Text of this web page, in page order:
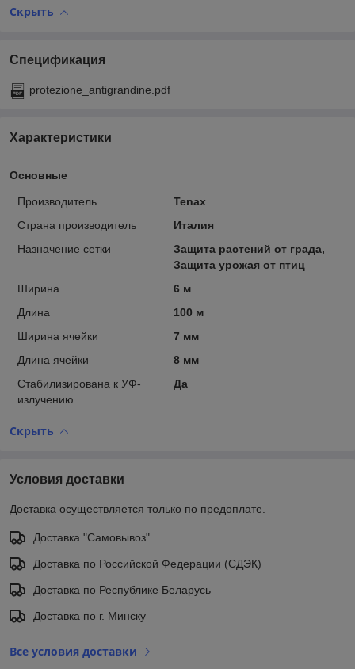
Скрыть
Спецификация
protezione_antigrandine.pdf
Характеристики
Основные
Производитель
Tenax
Страна производитель
Италия
Назначение сетки
Защита растений от града,
Защита урожая от птиц
Ширина
6 м
Длина
100 м
Ширина ячейки
7 мм
Длина ячейки
8 мм
Стабилизирована к УФ-
излучению
Да
Скрыть
Условия доставки
Доставка осуществляется только по предоплате.
Доставка "Самовывоз"
Доставка по Российской Федерации (СДЭК)
Доставка по Республике Беларусь
Доставка по г. Минску
Все условия доставки